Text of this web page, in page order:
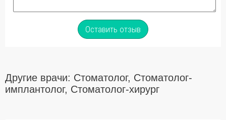
Оставить отзыв
Другие врачи: Стоматолог, Стоматолог-
имплантолог, Стоматолог-хирург